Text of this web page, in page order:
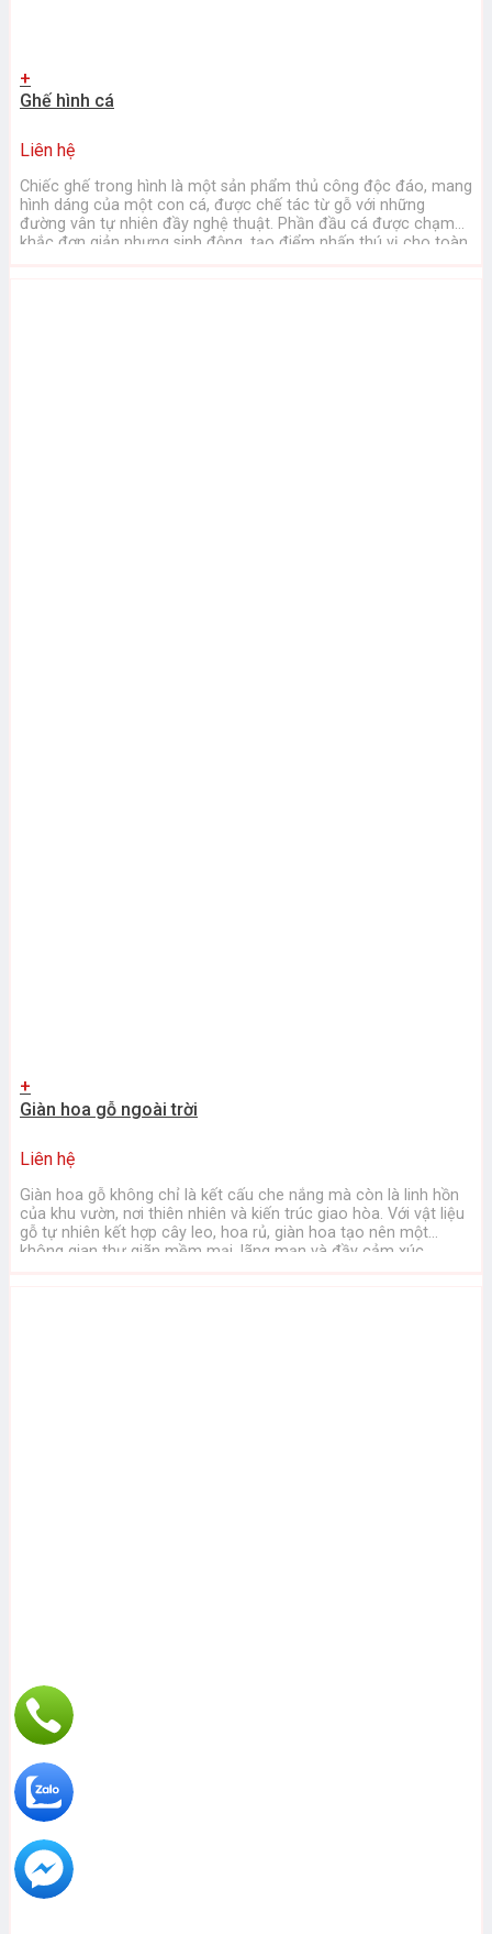
+
Ghế hình cá
Liên hệ
Chiếc ghế trong hình là một sản phẩm thủ công độc đáo, mang
hình dáng của một con cá, được chế tác từ gỗ với những
đường vân tự nhiên đầy nghệ thuật. Phần đầu cá được chạm
khắc đơn giản nhưng sinh động, tạo điểm nhấn thú vị cho toàn
+
Giàn hoa gỗ ngoài trời
Liên hệ
Giàn hoa gỗ không chỉ là kết cấu che nắng mà còn là linh hồn
của khu vườn, nơi thiên nhiên và kiến trúc giao hòa. Với vật liệu
gỗ tự nhiên kết hợp cây leo, hoa rủ, giàn hoa tạo nên một
không gian thư giãn mềm mại, lãng mạn và đầy cảm xúc ...